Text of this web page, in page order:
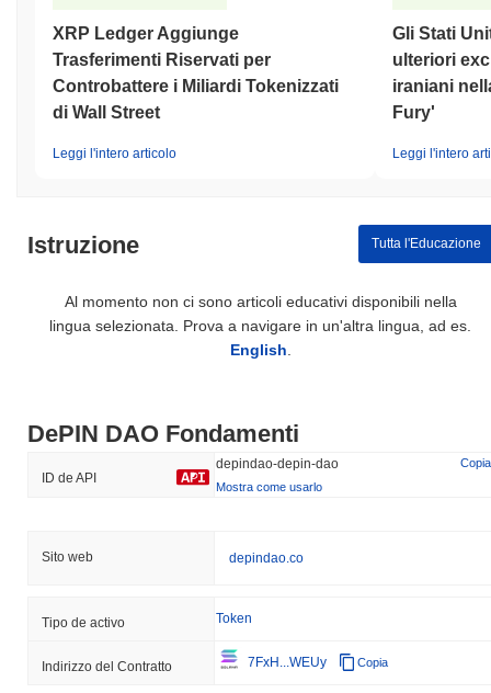
XRP Ledger Aggiunge
Trasferimenti Riservati per
Controbattere i Miliardi Tokenizzati
di Wall Street
Leggi l'intero articolo
Gli Stati
ulteriori
iraniani
Fury'
Leggi l'intero
Istruzione Tutta l'Educazione
Al momento non ci sono articoli educativi disponibili nella
lingua selezionata. Prova a navigare in un'altra lingua, ad es.
English
DePIN DAO Fondamenti
ID de API
depindao-depin-dao
Copia
Mostra come usarlo
Sito web depindao.co
Tipo de activo Token
Indirizzo del Contratto 7FxH...WEUy Copia